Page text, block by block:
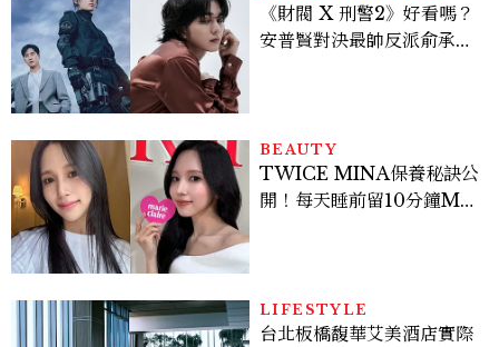
《財閥 X 刑警2》好看嗎？
安普賢對決最帥反派俞承
多大？
BEAUTY
TWICE MINA保養秘訣公
開！每天睡前留10分鐘ME
LIFESTYLE
台北板橋馥華艾美酒店實際